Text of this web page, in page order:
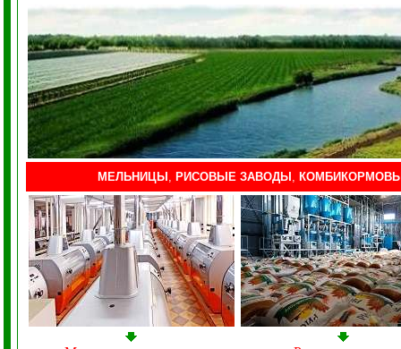
МЕЛЬНИЦЫ , РИСОВЫЕ ЗАВОДЫ ,